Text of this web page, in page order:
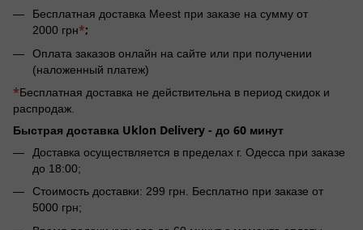
Бесплатная доставка Meest при заказе на сумму от
2000 грн*;
Оплата заказов онлайн на сайте или при получении
(наложенный платеж)
*Бесплатная доставка не действительна в период скидок и
распродаж.
Быстрая доставка Uklon Delivery - до 60 минут
Доставка осуществляется в пределах г. Одесса при заказе
до 18:00;
Стоимость доставки: 299 грн. Бесплатно при заказе от
5000 грн;